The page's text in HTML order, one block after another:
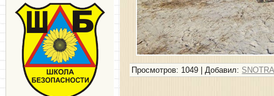
Просмотров: 1049 | Добавил: